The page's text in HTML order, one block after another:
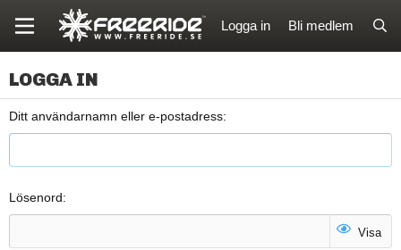
Logga in Bli medlem
LOGGA IN
Ditt användarnamn eller e-postadress
Lösenord
Visa